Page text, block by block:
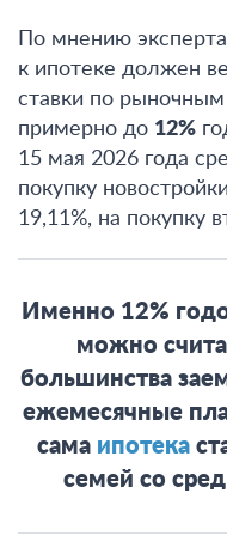
По мнению
к ипотеке должен
ставки по
примерно до 12%
15 мая 2026 года
покупку
19,11%, на покупку
Именно 12%
можно
большинства
ежемесячные
сама ипотека
семей со